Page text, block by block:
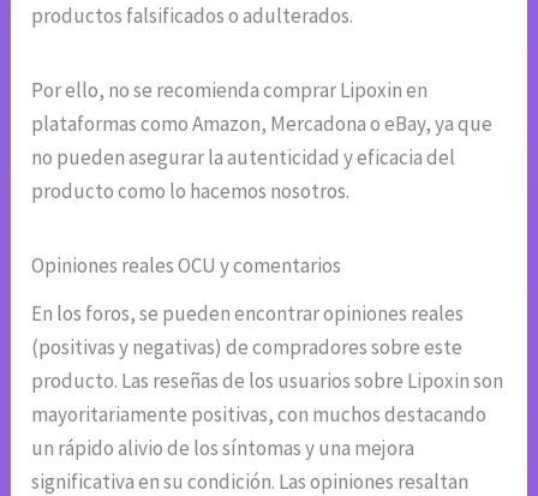
productos falsificados o adulterados.
Por ello, no se recomienda comprar Lipoxin en
plataformas como Amazon, Mercadona o eBay, ya que
no pueden asegurar la autenticidad y eficacia del
producto como lo hacemos nosotros.
Opiniones reales OCU y comentarios
En los foros, se pueden encontrar opiniones reales
(positivas y negativas) de compradores sobre este
producto. Las reseñas de los usuarios sobre Lipoxin son
mayoritariamente positivas, con muchos destacando
un rápido alivio de los síntomas y una mejora
significativa en su condición. Las opiniones resaltan